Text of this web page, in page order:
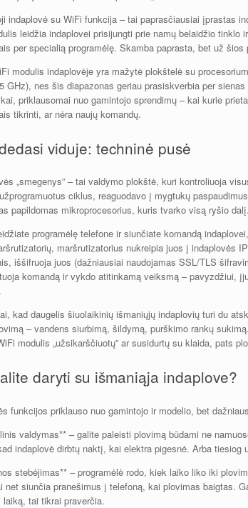
indaplovė su WiFi funkcija – tai paprasčiausiai įprastas
leidžia indaplovei prisijungti prie namų belaidžio
per specialią programėlę. Skamba paprasta, bet už
modulis indaplovėje yra mažytė plokštelė su
GHz), nes šis diapazonas geriau prasiskverbia per
priklausomai nuo gamintojo sprendimų – kai kurie
tikrinti, ar nėra naujų komandų.
viduje: techninė pusė
„smegenys” – tai valdymo plokštė, kuri kontroliuoja
ciklus, reaguodavo į mygtukų
papildomas mikroprocesorius, kuris tvarko visą ryšio dalį.
programėlę telefone ir siunčiate komandą
maršrutizatorius nukreipia juos į indaplovės
iššifruoja juos (dažniausiai naudojamas SSL/TLS
komandą ir vykdo atitinkamą veiksmą – pavyzdžiui,
kad daugelis šiuolaikinių išmaniųjų indaplovių turi du
– vandens siurbimą, šildymą, purškimo rankų
modulis „užsikarščiuotų” ar susidurtų su klaida, pats
daryti su išmaniąja indaplove?
funkcijos priklauso nuo gamintojo ir modelio, bet
valdymas** – galite paleisti plovimą būdami ne
indaplovė dirbtų naktį, kai elektra pigesnė. Arba
stebėjimas** – programėlė rodo, kiek laiko liko iki
net siunčia pranešimus į telefoną, kai plovimas baigtas.
laiką, tai tikrai praverčia.